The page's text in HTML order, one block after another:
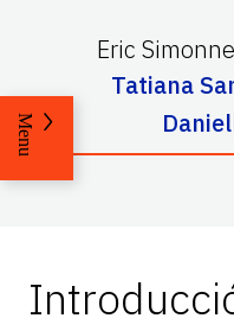
Eric Simonne
Tatiana
Menu